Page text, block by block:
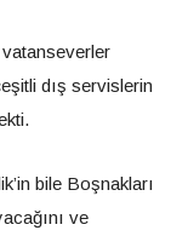
dış servislerin
bile Boşnakları
ve